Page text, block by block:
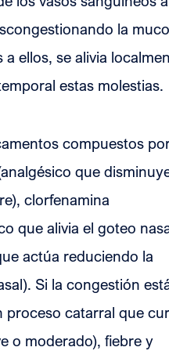
la
a ellos, se alivia
estas molestias.
compuestos
que
clorfenamina
que alivia el goteo
actúa reduciendo la
Si la congestión
proceso catarral que
o moderado), fiebre y